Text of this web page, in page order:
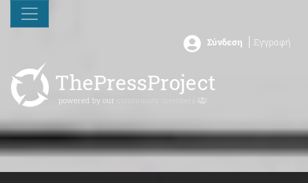
Σύνδεση Εγγραφή
ThePressProject
powered by our